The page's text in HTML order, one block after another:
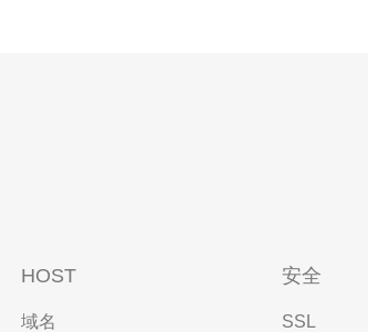
HOST
域名
安全
SSL